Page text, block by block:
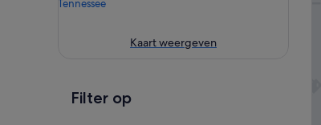
Kaart weergeven
Filter op